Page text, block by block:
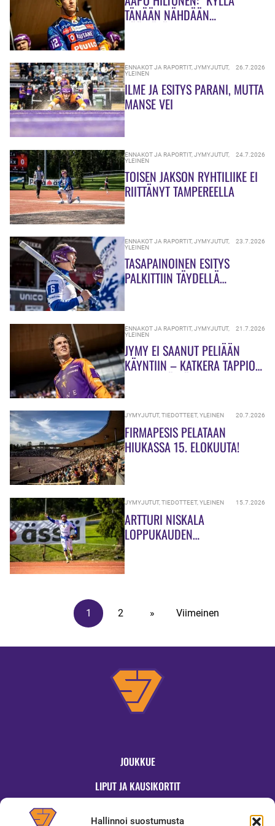
Hallinnoi suostumusta
TÄNÄÄN NÄHDÄÄN
ENNAKOT JA RAPORTIT,JYMYJUTUT,
YLEINEN
26.7.2026
ILME JA ESITYS PARANI, MUTTA
MANSE VEI
ENNAKOT JA RAPORTIT,JYMYJUTUT,
YLEINEN
24.7.2026
TOISEN JAKSON RYHTILIIKE EI
RIITTÄNYT TAMPEREELLA
ENNAKOT JA RAPORTIT,JYMYJUTUT,
YLEINEN
23.7.2026
TASAPAINOINEN ESITYS
PALKITTIIN TÄYDELLÄ
ENNAKOT JA RAPORTIT,JYMYJUTUT,
YLEINEN
21.7.2026
JYMY EI SAANUT PELIÄÄN
KÄYNTIIN – KATKERA TAPPIO
JYMYJUTUT,TIEDOTTEET,YLEINEN 20.7.2026
FIRMAPESIS PELATAAN
HIUKASSA 15. ELOKUUTA!
JYMYJUTUT,TIEDOTTEET,YLEINEN 15.7.2026
ARTTURI NISKALA
LOPPUKAUDEN
1 2 » Viimeinen
JOUKKUE
LIPUT JA KAUSIKORTIT